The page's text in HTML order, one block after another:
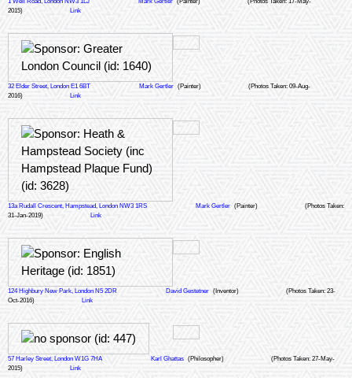
2015)
Link
32 Elder Street, London E1 6BT Mark Gertler (Painter)
(Photos Taken: 09-Aug-
2016)
Link
13a Rudall Crescent, Hampstead, London NW3 1RS Mark Gertler (Painter)
(Photos Taken:
31-Jan-2019)
Link
124 Highbury New Park, London N5 2DR David Gestetner (Inventor)
(Photos Taken: 23-
Oct-2016)
Link
57 Harley Street, London W1G 7HA Karl Ghattas (Philosopher)
(Photos Taken: 27-May-
2015)
Link